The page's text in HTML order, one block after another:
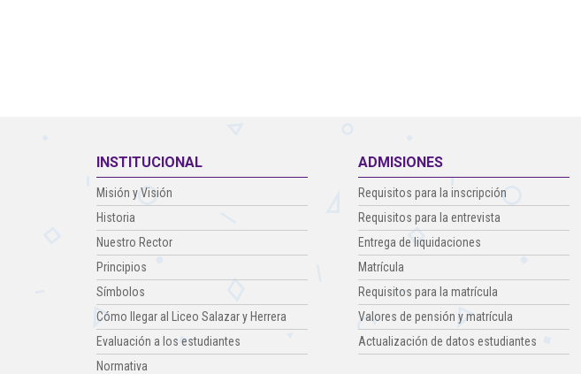
INSTITUCIONAL
Misión y Visión
Historia
Nuestro Rector
Principios
Símbolos
Cómo llegar al Liceo Salazar y Herrera
Evaluación a los estudiantes
Normativa
ADMISIONES
Requisitos para la inscripción
Requisitos para la entrevista
Entrega de liquidaciones
Matrícula
Requisitos para la matrícula
Valores de pensión y matrícula
Actualización de datos estudiantes